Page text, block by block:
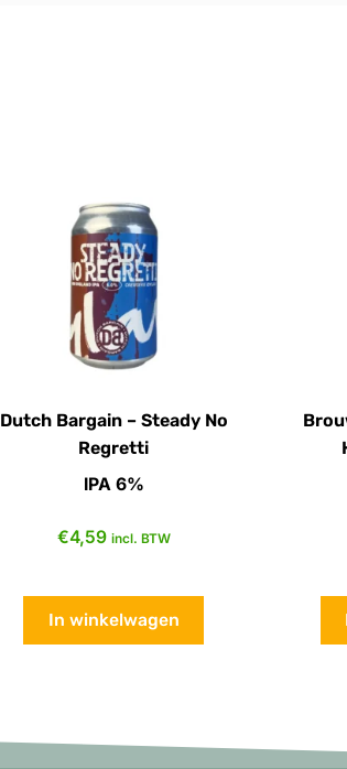
Dutch Bargain – Steady No
Regretti
IPA 6%
€4,59 incl. BTW
In winkelwagen